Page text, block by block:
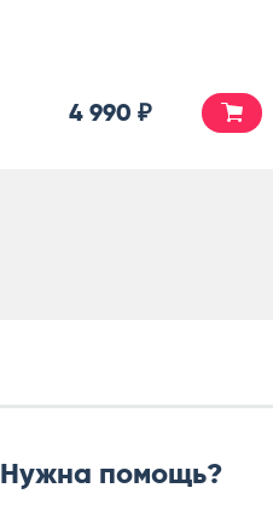
4 990 ₽
Нужна помощь?